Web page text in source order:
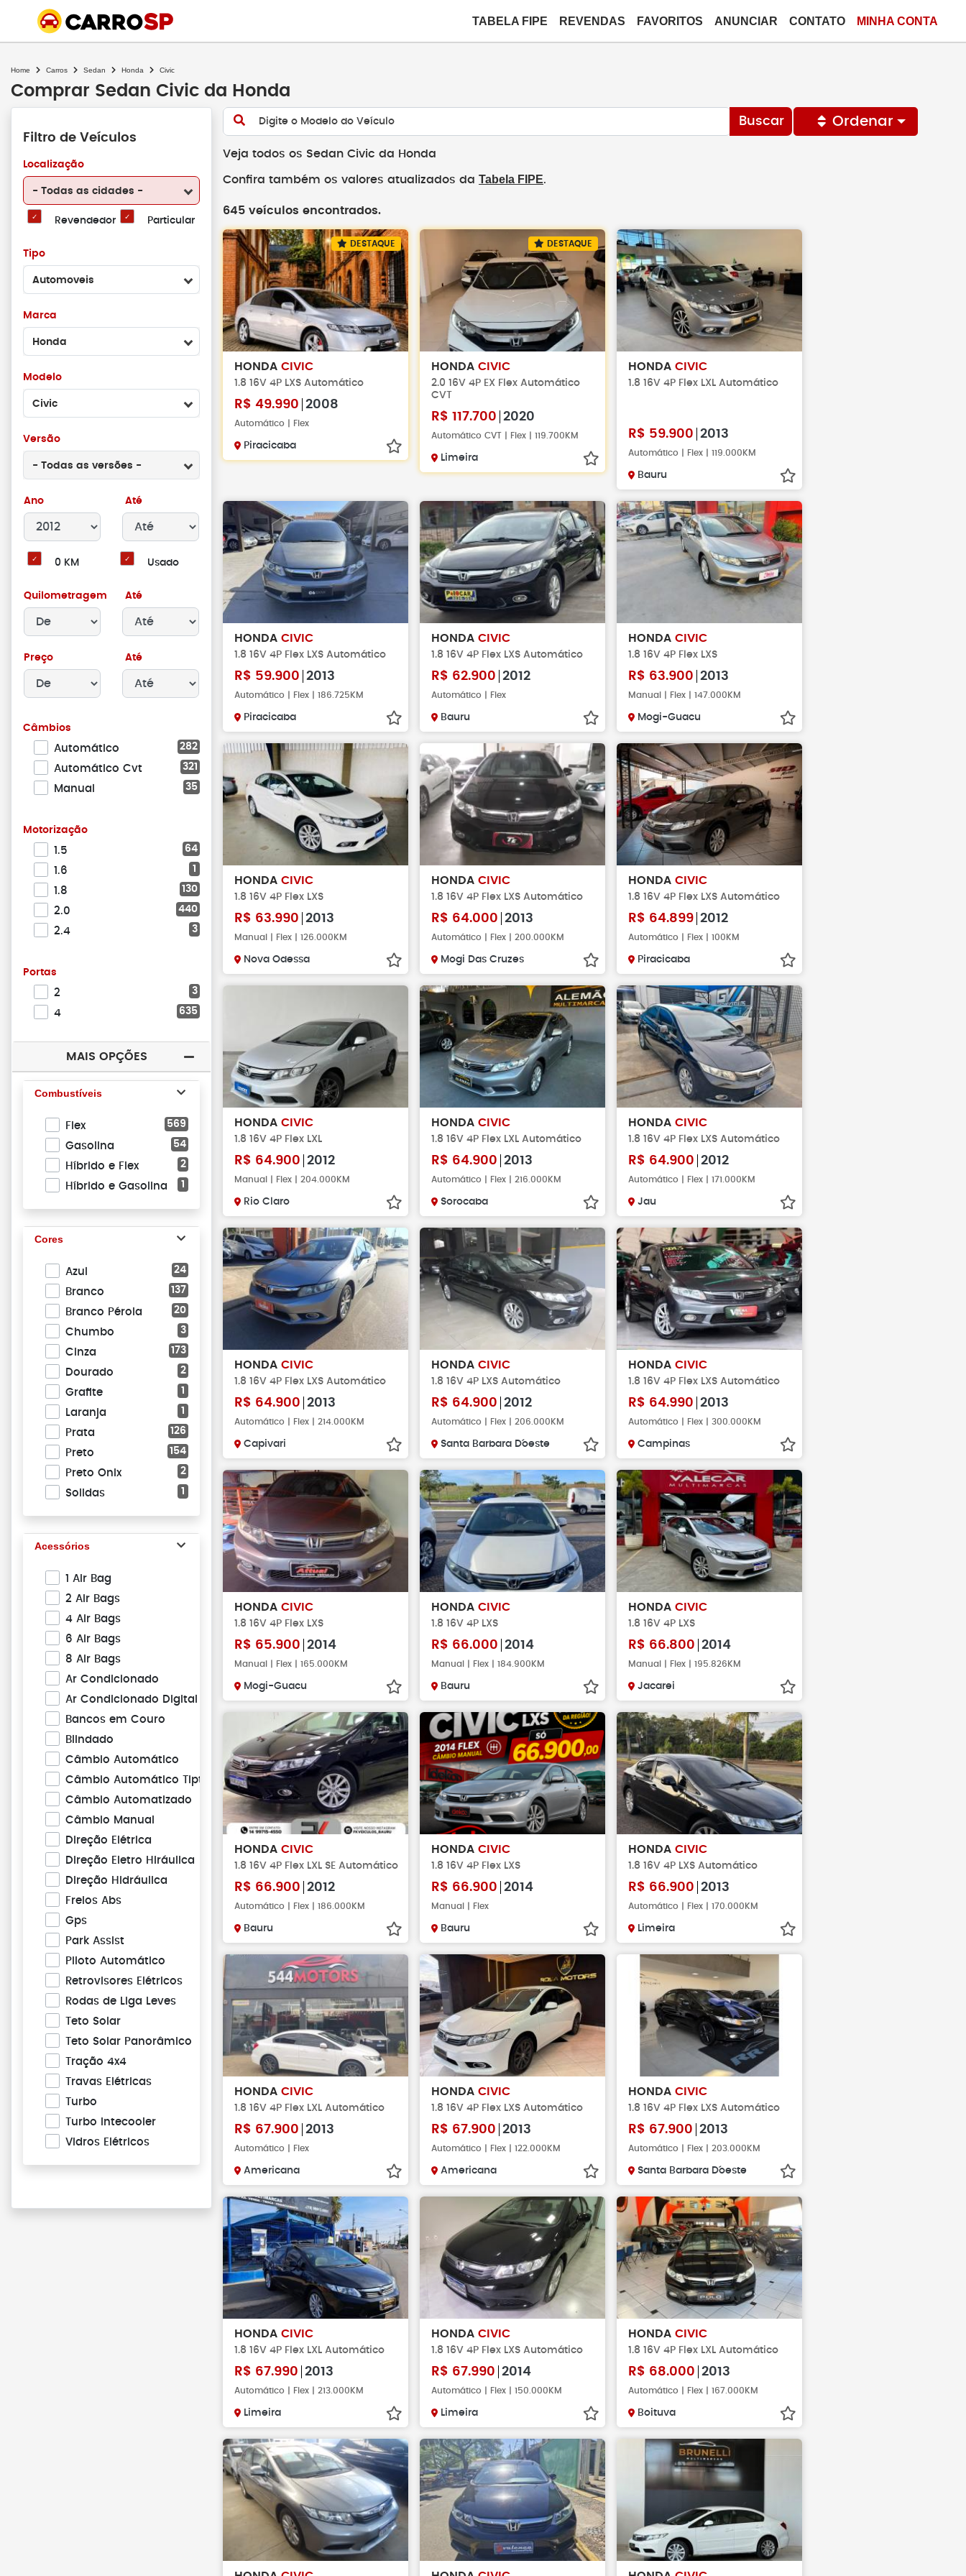
TABELA FIPE REVENDAS FAVORITOS ANUNCIAR CONTATO MINHA CONTA
Home Carros Sedan Honda Civic
Comprar Sedan Civic da Honda
Filtro de Veículos
Localização
- Todas as cidades -
Revendedor Particular
Tipo
Automoveis
Marca
Honda
Modelo
Civic
Versão
- Todas as versões -
Ano Até
0 KM Usado
Quilometragem Até
Preço Até
Câmbios
282
Automático
321
Automático Cvt
35
Manual
Motorização
64
1.5
1
1.6
130
1.8
440
2.0
3
2.4
Portas
3
2
635
4
MAIS OPÇÕES
Combustíveis
569
Flex
54
Gasolina
2
Híbrido e Flex
1
Híbrido e Gasolina
Cores
24
Azul
137
Branco
20
Branco Pérola
3
Chumbo
173
Cinza
2
Dourado
1
Grafite
1
Laranja
126
Prata
154
Preto
2
Preto Onix
1
Solidas
Acessórios
1 Air Bag
2 Air Bags
4 Air Bags
6 Air Bags
8 Air Bags
Ar Condicionado
Ar Condicionado Digital
Bancos em Couro
Blindado
Câmbio Automático
Câmbio Automático Tiptronic
Câmbio Automatizado
Câmbio Manual
Direção Elétrica
Direção Eletro Hiráulica
Direção Hidráulica
Freios Abs
Gps
Park Assist
Piloto Automático
Retrovisores Elétricos
Rodas de Liga Leves
Teto Solar
Teto Solar Panorâmico
Tração 4x4
Travas Elétricas
Turbo
Turbo Intecooler
Vidros Elétricos
Digite o Modelo do Veículo Buscar Ordenar
Veja todos os Sedan Civic da Honda
Confira também os valores atualizados da Tabela FIPE.
645 veículos encontrados.
DESTAQUE
HONDA CIVIC
1.8 16V 4P LXS Automático
R$ 49.990 2008
Automático | Flex
Piracicaba
DESTAQUE
HONDA CIVIC
2.0 16V 4P EX Flex Automático
CVT
R$ 117.700 2020
Automático CVT | Flex | 119.700KM
Limeira
HONDA CIVIC
1.8 16V 4P Flex LXL Automático
R$ 59.900 2013
Automático | Flex | 119.000KM
Bauru
HONDA CIVIC
1.8 16V 4P Flex LXS Automático
R$ 59.900 2013
Automático | Flex | 186.725KM
Piracicaba
HONDA CIVIC
1.8 16V 4P Flex LXS Automático
R$ 62.900 2012
Automático | Flex
Bauru
HONDA CIVIC
1.8 16V 4P Flex LXS
R$ 63.900 2013
Manual | Flex | 147.000KM
Mogi-Guacu
HONDA CIVIC
1.8 16V 4P Flex LXS
R$ 63.990 2013
Manual | Flex | 126.000KM
Nova Odessa
HONDA CIVIC
1.8 16V 4P Flex LXS Automático
R$ 64.000 2013
Automático | Flex | 200.000KM
Mogi Das Cruzes
HONDA CIVIC
1.8 16V 4P Flex LXS Automático
R$ 64.899 2012
Automático | Flex | 100KM
Piracicaba
HONDA CIVIC
1.8 16V 4P Flex LXL
R$ 64.900 2012
Manual | Flex | 204.000KM
Rio Claro
HONDA CIVIC
1.8 16V 4P Flex LXL Automático
R$ 64.900 2013
Automático | Flex | 216.000KM
Sorocaba
HONDA CIVIC
1.8 16V 4P Flex LXS Automático
R$ 64.900 2012
Automático | Flex | 171.000KM
Jau
HONDA CIVIC
1.8 16V 4P Flex LXS Automático
R$ 64.900 2013
Automático | Flex | 214.000KM
Capivari
HONDA CIVIC
1.8 16V 4P LXS Automático
R$ 64.900 2012
Automático | Flex | 206.000KM
Santa Barbara D´oeste
HONDA CIVIC
1.8 16V 4P Flex LXS Automático
R$ 64.990 2013
Automático | Flex | 300.000KM
Campinas
HONDA CIVIC
1.8 16V 4P Flex LXS
R$ 65.900 2014
Manual | Flex | 165.000KM
Mogi-Guacu
HONDA CIVIC
1.8 16V 4P LXS
R$ 66.000 2014
Manual | Flex | 184.900KM
Bauru
HONDA CIVIC
1.8 16V 4P LXS
R$ 66.800 2014
Manual | Flex | 195.826KM
Jacarei
HONDA CIVIC
1.8 16V 4P Flex LXL SE Automático
R$ 66.900 2012
Automático | Flex | 186.000KM
Bauru
HONDA CIVIC
1.8 16V 4P Flex LXS
R$ 66.900 2014
Manual | Flex
Bauru
HONDA CIVIC
1.8 16V 4P LXS Automático
R$ 66.900 2013
Automático | Flex | 170.000KM
Limeira
HONDA CIVIC
1.8 16V 4P Flex LXL Automático
R$ 67.900 2013
Automático | Flex
Americana
HONDA CIVIC
1.8 16V 4P Flex LXS Automático
R$ 67.900 2013
Automático | Flex | 122.000KM
Americana
HONDA CIVIC
1.8 16V 4P Flex LXS Automático
R$ 67.900 2013
Automático | Flex | 203.000KM
Santa Barbara D´oeste
HONDA CIVIC
1.8 16V 4P Flex LXL Automático
R$ 67.990 2013
Automático | Flex | 213.000KM
Limeira
HONDA CIVIC
1.8 16V 4P Flex LXS Automático
R$ 67.990 2014
Automático | Flex | 150.000KM
Limeira
HONDA CIVIC
1.8 16V 4P Flex LXL Automático
R$ 68.000 2013
Automático | Flex | 167.000KM
Boituva